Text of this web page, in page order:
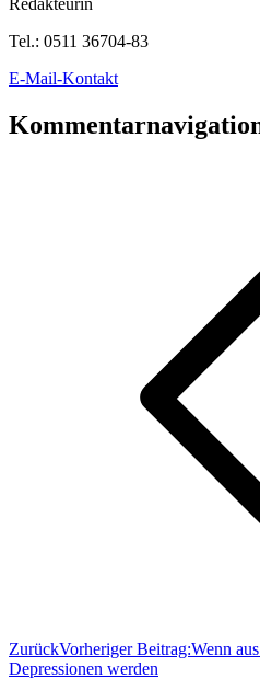
Redakteurin
Tel.: 0511 36704-83
E-Mail-Kontakt
ZurückVorheriger Beitrag:Wenn
Depressionen werden